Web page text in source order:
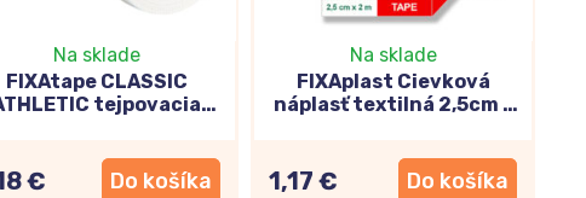
Na sklade
FIXAtape CLASSIC
tejpovacia
€ Do košíka
Na sklade
FIXAplast Cievková
náplasť textilná 2,5cm x
1,17 € Do košíka